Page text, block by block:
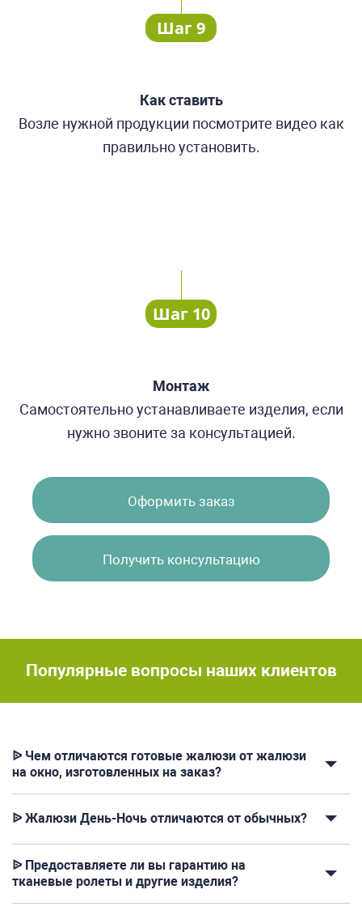
Шаг 9
Как ставить
Возле нужной продукции посмотрите видео как
правильно установить.
Шаг 10
Монтаж
Самостоятельно устанавливаете изделия, если
нужно звоните за консультацией.
Оформить заказ
Получить консультацию
Популярные вопросы наших клиентов
ᐉ Чем отличаются готовые жалюзи от жалюзи
на окно, изготовленных на заказ?
ᐉ Жалюзи День-Ночь отличаются от обычных?
ᐉ Предоставляете ли вы гарантию на
тканевые ролеты и другие изделия?